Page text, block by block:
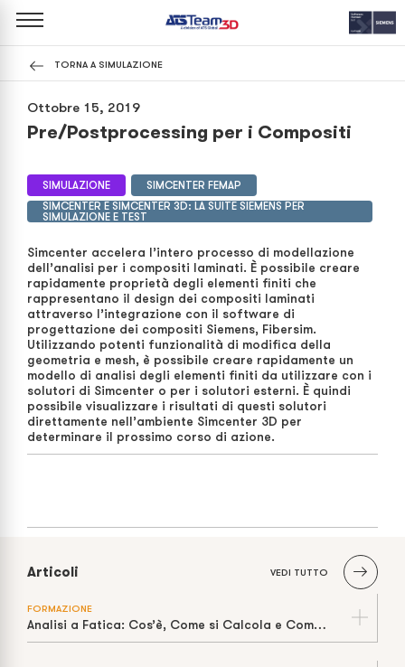
TORNA A SIMULAZIONE
Ottobre 15, 2019
Pre/Postprocessing per i Compositi
SIMULAZIONE
SIMCENTER FEMAP
SIMCENTER E SIMCENTER 3D: LA SUITE SIEMENS PER
SIMULAZIONE E TEST
Simcenter accelera l’intero processo di modellazione
dell’analisi per i compositi laminati. È possibile creare
rapidamente proprietà degli elementi finiti che
rappresentano il design dei compositi laminati
attraverso l’integrazione con il software di
progettazione dei compositi Siemens, Fibersim.
Utilizzando potenti funzionalità di modifica della
geometria e mesh, è possibile creare rapidamente un
modello di analisi degli elementi finiti da utilizzare con i
solutori di Simcenter o per i solutori esterni. È quindi
possibile visualizzare i risultati di questi solutori
direttamente nell’ambiente Simcenter 3D per
determinare il prossimo corso di azione.
Articoli VEDI TUTTO
FORMAZIONE
Analisi a Fatica: Cos’è, Come si Calcola e Come Stimare la Vita a Cicli